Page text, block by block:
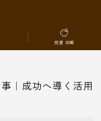
投資 攻略
｜成功へ導く活用